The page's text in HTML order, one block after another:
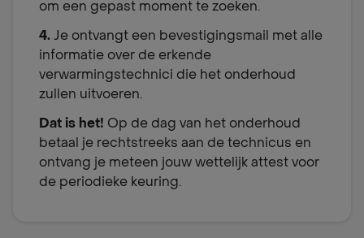
om een gepast moment te zoeken.
4. Je ontvangt een bevestigingsmail met alle
informatie over de erkende
verwarmingstechnici die het onderhoud
zullen uitvoeren.
Dat is het! Op de dag van het onderhoud
betaal je rechtstreeks aan de technicus en
ontvang je meteen jouw wettelijk attest voor
de periodieke keuring.